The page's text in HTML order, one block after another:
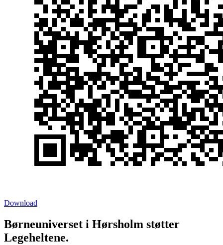
Download
Børneuniverset i Hørsholm støtter
Legeheltene.